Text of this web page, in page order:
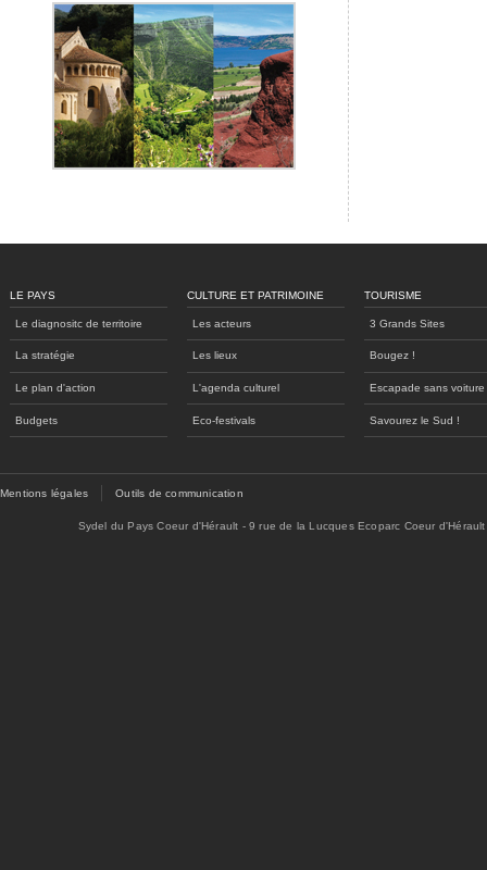
LE PAYS
Le diagnositc de territoire
La stratégie
Le plan d'action
Budgets
CULTURE ET PATRIMOINE
Les acteurs
Les lieux
L'agenda culturel
Eco-festivals
TOURISME
3 Grands Sites
Bougez !
Escapade sans voiture
Savourez le Sud !
Mentions légales Outils de communication
Sydel du Pays Coeur d'Hérault - 9 rue de la Lucques Ecoparc Coeur